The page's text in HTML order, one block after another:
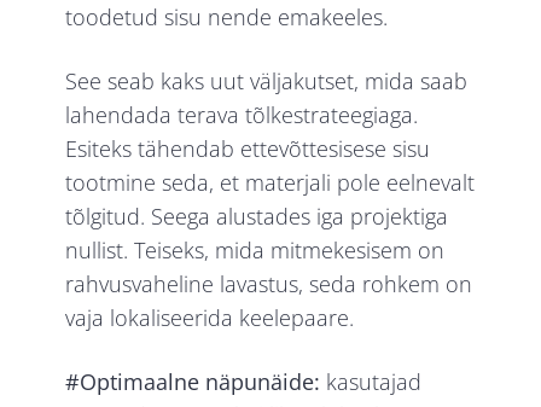
toodetud sisu nende emakeeles.
See seab kaks uut väljakutset, mida saab
lahendada terava tõlkestrateegiaga.
Esiteks tähendab ettevõttesisese sisu
tootmine seda, et materjali pole eelnevalt
tõlgitud. Seega alustades iga projektiga
nullist. Teiseks, mida mitmekesisem on
rahvusvaheline lavastus, seda rohkem on
vaja lokaliseerida keelepaare.
#Optimaalne näpunäide: kasutajad